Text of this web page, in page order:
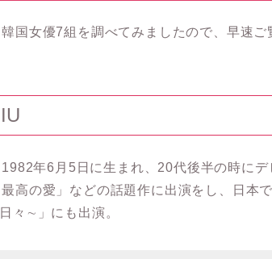
国女優7組を調べてみましたので、早速ご
年6月5日に生まれ、20代後半の時にデ
最高の愛」などの話題作に出演をし、日本
々∼」にも出演。